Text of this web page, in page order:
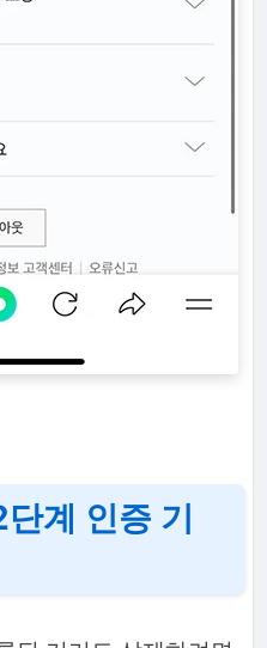
계 인증 기